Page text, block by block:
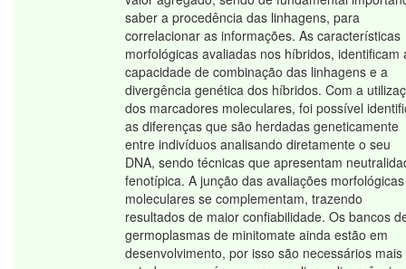
saber a procedência das linhagens, para
correlacionar as informações. As características
morfológicas avaliadas nos híbridos, identificam
capacidade de combinação das linhagens e a
divergência genética dos híbridos. Com a
dos marcadores moleculares, foi possível
as diferenças que são herdadas geneticamente
entre indivíduos analisando diretamente o seu
DNA, sendo técnicas que apresentam
fenotípica. A junção das avaliações
moleculares se complementam, trazendo
resultados de maior confiabilidade. Os bancos
germoplasmas de minitomate ainda estão em
desenvolvimento, por isso são necessários mais